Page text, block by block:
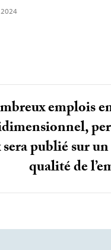
emplois
publié sur
qualité de